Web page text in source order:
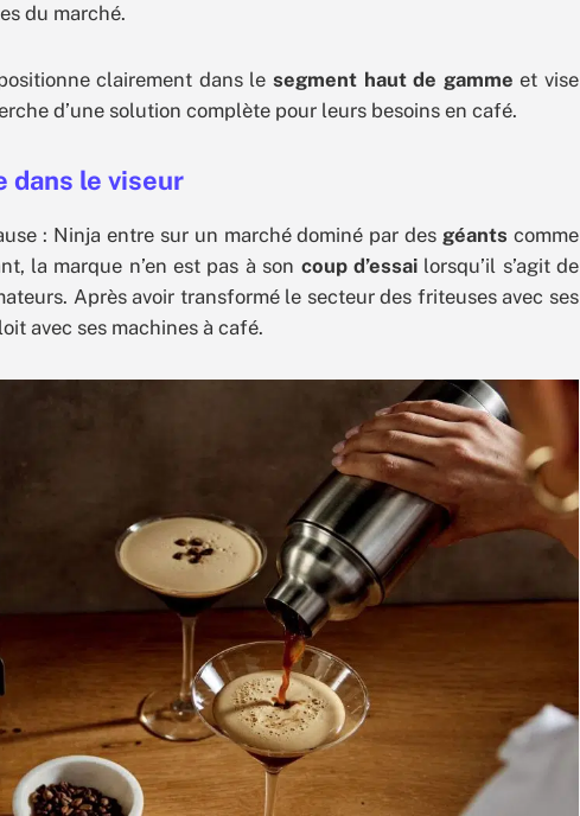
du marché.
clairement dans lesegment haut de gamme et vise
d’une solution complète pour leurs besoins en café.
dans le viseur
: Ninja entre sur un marché dominé par des géants comme
la marque n’en est pas à son coup d’essailorsqu’il s’agit de
Après avoir transformé le secteur des friteuses avec ses
avec ses machines à café.